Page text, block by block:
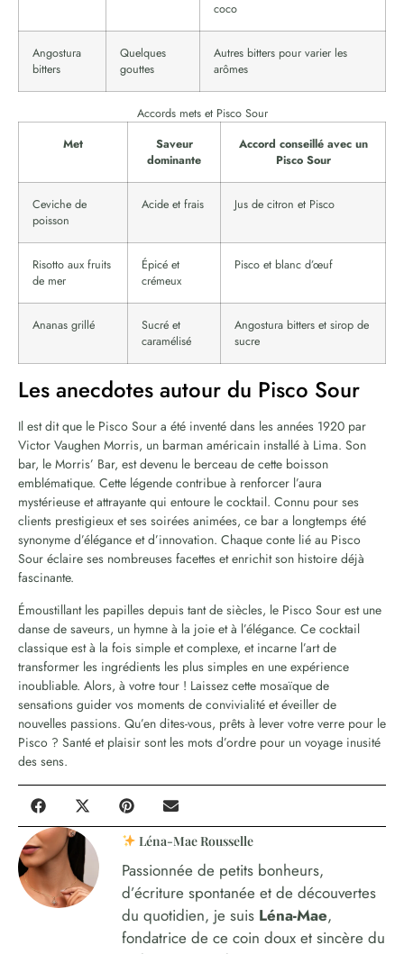
coco
Angostura
bitters
Quelques
gouttes
Autres bitters pour varier les
arômes
Accords mets et Pisco Sour
Met
Saveur
dominante
Accord conseillé avec un
Pisco Sour
Ceviche de
poisson
Acide et frais Jus de citron et Pisco
Risotto aux fruits
de mer
Épicé et
crémeux
Pisco et blanc d’œuf
Ananas grillé
Sucré et
caramélisé
Angostura bitters et sirop de
sucre
Les anecdotes autour du Pisco Sour
Il est dit que le Pisco Sour a été inventé dans les années 1920 par
Victor Vaughen Morris, un barman américain installé à Lima. Son
bar, le Morris’ Bar, est devenu le berceau de cette boisson
emblématique. Cette légende contribue à renforcer l’aura
mystérieuse et attrayante qui entoure le cocktail. Connu pour ses
clients prestigieux et ses soirées animées, ce bar a longtemps été
synonyme d’élégance et d’innovation. Chaque conte lié au Pisco
Sour éclaire ses nombreuses facettes et enrichit son histoire déjà
fascinante.
Émoustillant les papilles depuis tant de siècles, le Pisco Sour est une
danse de saveurs, un hymne à la joie et à l’élégance. Ce cocktail
classique est à la fois simple et complexe, et incarne l’art de
transformer les ingrédients les plus simples en une expérience
inoubliable. Alors, à votre tour ! Laissez cette mosaïque de
sensations guider vos moments de convivialité et éveiller de
nouvelles passions. Qu’en dites-vous, prêts à lever votre verre pour le
Pisco ? Santé et plaisir sont les mots d’ordre pour un voyage inusité
des sens.
Léna-Mae Rousselle
Passionnée de petits bonheurs,
d’écriture spontanée et de découvertes
du quotidien, je suis Léna-Mae,
fondatrice de ce coin doux et sincère du